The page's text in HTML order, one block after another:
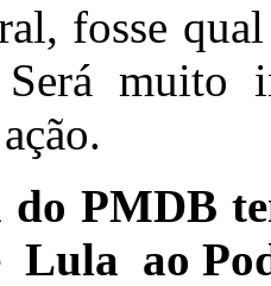
fosse
muito
do PMDB
Lula ao